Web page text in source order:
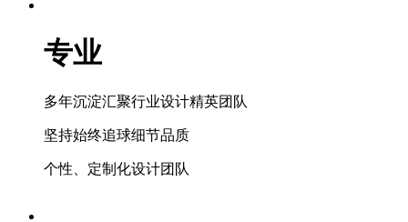
专业
多年沉淀汇聚行业设计精英团队
坚持始终追球细节品质
个性、定制化设计团队